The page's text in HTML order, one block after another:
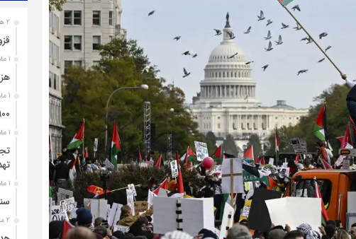
2 هفته قبل
1 ماه قبل
1 ماه قبل
۹۰۰ پرونده برای
1 ماه قبل
1 ماه قبل
2 ماه قبل